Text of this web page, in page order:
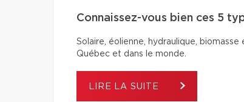
Connaissez-vous bien ces 5
Solaire, éolienne, hydraulique,
Québec et dans le monde.
LIRE LA SUITE